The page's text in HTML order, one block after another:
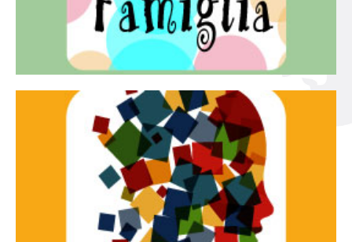
Teatro in famiglia
Tracce Dinamiche è una rassegna di teatro
d’innovazione e sperimentale.
Continua